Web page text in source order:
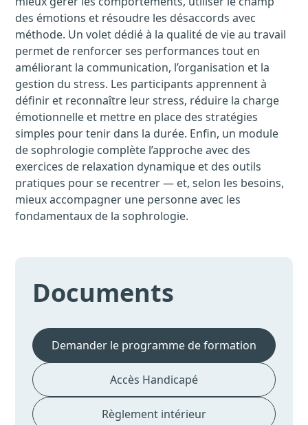
des émotions et résoudre les désaccords avec
méthode. Un volet dédié à la qualité de vie au travail
permet de renforcer ses performances tout en
améliorant la communication, l’organisation et la
gestion du stress. Les participants apprennent à
définir et reconnaître leur stress, réduire la charge
émotionnelle et mettre en place des stratégies
simples pour tenir dans la durée. Enfin, un module
de sophrologie complète l’approche avec des
exercices de relaxation dynamique et des outils
pratiques pour se recentrer — et, selon les besoins,
mieux accompagner une personne avec les
fondamentaux de la sophrologie.
Documents
Demander le programme de formation
Accès Handicapé
Règlement intérieur